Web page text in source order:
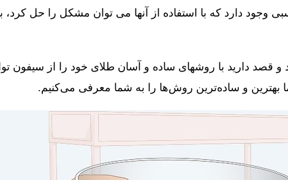
وجود دارد که با استفاده از آنها می توان مشکل را حل
و قصد دارید با روشهای ساده و آسان طلای خود را از سیفون
ما بهترین و ساده‌ترین روش‌ها را به شما معرفی می‌کنیم.